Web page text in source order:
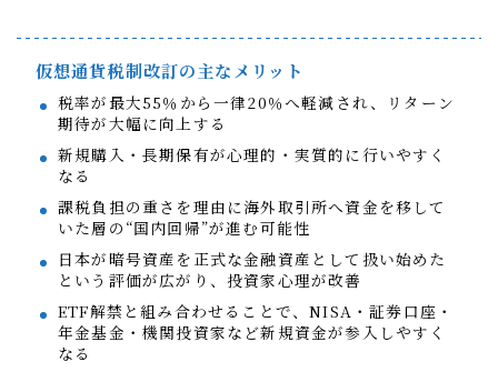
仮想通貨税制改訂の主なメリット
税率が最大55％から一律20％へ軽減され、リターン
期待が大幅に向上する
新規購入・長期保有が心理的・実質的に行いやすく
なる
課税負担の重さを理由に海外取引所へ資金を移して
いた層の“国内回帰”が進む可能性
日本が暗号資産を正式な金融資産として扱い始めた
という評価が広がり、投資家心理が改善
ETF解禁と組み合わせることで、NISA・証券口座・
年金基金・機関投資家など新規資金が参入しやすく
なる